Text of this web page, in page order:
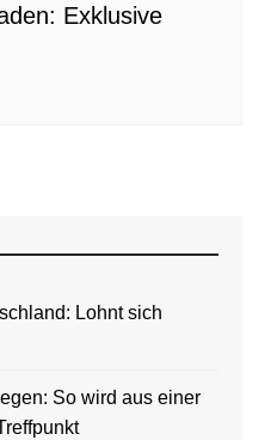
Exklusive
Lohnt sich
So wird aus einer